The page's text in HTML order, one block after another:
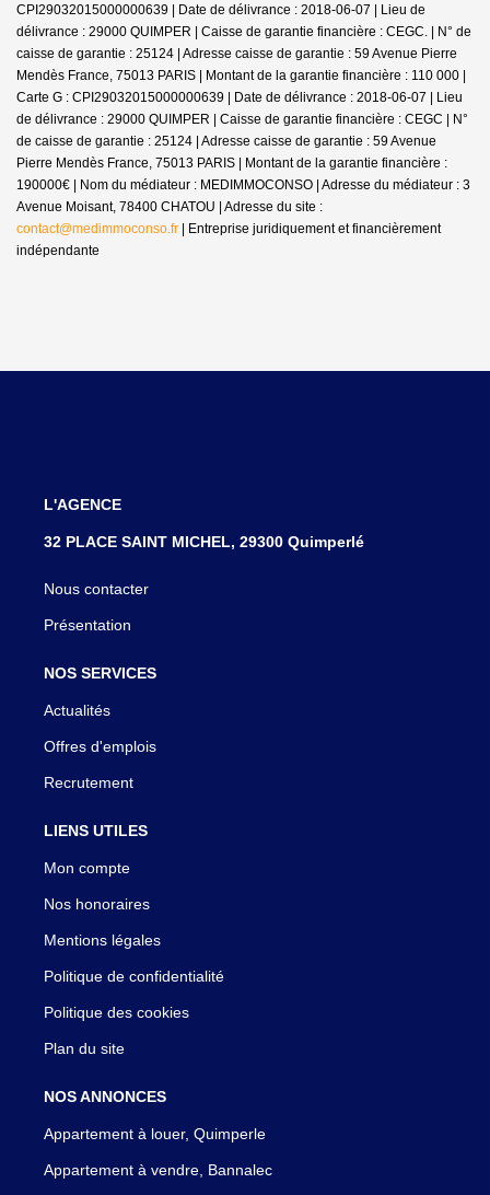
CPI29032015000000639 | Date de délivrance : 2018-06-07 | Lieu de
délivrance : 29000 QUIMPER | Caisse de garantie financière : CEGC. | N° de
caisse de garantie : 25124 | Adresse caisse de garantie : 59 Avenue Pierre
Mendès France, 75013 PARIS | Montant de la garantie financière : 110 000 |
Carte G : CPI29032015000000639 | Date de délivrance : 2018-06-07 | Lieu
de délivrance : 29000 QUIMPER | Caisse de garantie financière : CEGC | N°
de caisse de garantie : 25124 | Adresse caisse de garantie : 59 Avenue
Pierre Mendès France, 75013 PARIS | Montant de la garantie financière :
190000€ | Nom du médiateur : MEDIMMOCONSO | Adresse du médiateur : 3
Avenue Moisant, 78400 CHATOU | Adresse du site :
contact@medimmoconso.fr | Entreprise juridiquement et financièrement
indépendante
L'AGENCE
32 PLACE SAINT MICHEL, 29300 Quimperlé
Nous contacter
Présentation
NOS SERVICES
Actualités
Offres d'emplois
Recrutement
LIENS UTILES
Mon compte
Nos honoraires
Mentions légales
Politique de confidentialité
Politique des cookies
Plan du site
NOS ANNONCES
Appartement à louer, Quimperle
Appartement à vendre, Bannalec